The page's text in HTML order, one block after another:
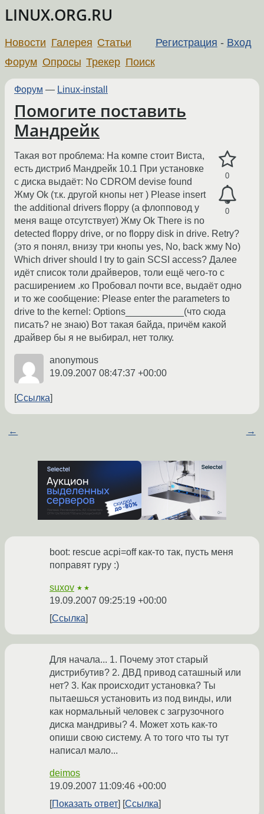
LINUX.ORG.RU
Регистрация - Вход
Новости Галерея Статьи
Форум Опросы Трекер Поиск
Форум — Linux-install
Помогите поставить
Мандрейк
0
0
Такая вот проблема: На компе стоит Виста,
есть дистриб Мандрейк 10.1 При установке
с диска выдаёт: No CDROM devise found
Жму Ok (т.к. другой кнопы нет ) Please insert
the additional drivers floppy (а флопповод у
меня ваще отсутствует) Жму Ok There is no
detected floppy drive, or no floppy disk in drive. Retry?
(это я понял, внизу три кнопы yes, No, back жму No)
Which driver should I try to gain SCSI access? Далее
идёт список толи драйверов, толи ещё чего-то с
расширением .ко Пробовал почти все, выдаёт одно
и то же сообщение: Please enter the parameters to
drive to the kernel: Options___________(что сюда
писать? не знаю) Вот такая байда, причём какой
драйвер бы я не выбирал, нет толку.
anonymous
19.09.2007 08:47:37 +00:00
Ссылка
← →
boot: rescue acpi=off как-то так, пусть меня
поправят гуру :)
suxov ★★
19.09.2007 09:25:19 +00:00
Ссылка
Для начала... 1. Почему этот старый
дистрибутив? 2. ДВД привод саташный или
нет? 3. Как происходит установка? Ты
пытаешься установить из под винды, или
как нормальный человек с загрузочного
диска мандривы? 4. Может хоть как-то
опиши свою систему. А то того что ты тут
написал мало...
deimos
19.09.2007 11:09:46 +00:00
Показать ответ
Ссылка